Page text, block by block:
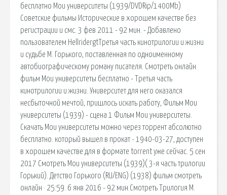
бесплатно Мои университеты (1939/DVDRip/1400Mb)
Советские фильмы Исторические в хорошем качестве без
регистрации и смс. 3 фев 2011 - 92 мин. - Добавлено
пользователем HellridergtТретья часть кинотрилогии и жизни
и судьбе М. Горького, поставленная по одноименному
автобиографическому роману писателя. Смотреть онлайн
фильм Мои университеты бесплатно - Третья часть
кинотрилогии и жизни. Университет для него оказался
несбыточной мечтой, пришлось искать работу, Фильм Мои
университеты (1939) - cцена 1 Фильм Мои университеты.
Скачать Мои университеты можно через торрент абсолютно
бесплатно. который вышел в прокат - 1940-03-27, доступен
в хорошем качестве для в формате torrent уже сейчас. 5 сен
2017 Смотреть Мои университеты (1939)( 3-я часть трилогии
Горький). Детство Горького (RU/ENG) (1938) фильм смотреть
онлайн · 25:59. 6 янв 2016 - 92 мин.Смотреть Трилогия М.